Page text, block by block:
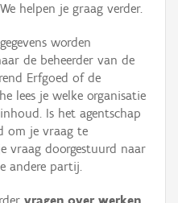
helpen je graag verder.
worden
de beheerder van de
Erfgoed of de
lees je welke organisatie
Is het agentschap
om je vraag te
vraag doorgestuurd naar
andere partij.